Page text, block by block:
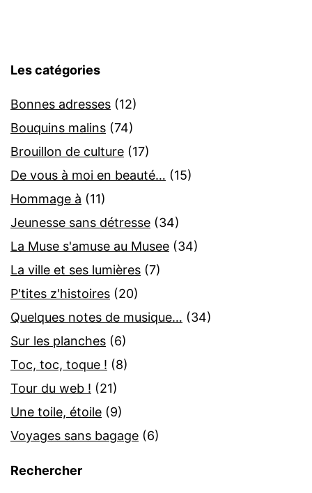
Les catégories
Bonnes adresses (12)
Bouquins malins (74)
Brouillon de culture (17)
De vous à moi en beauté… (15)
Hommage à (11)
Jeunesse sans détresse (34)
La Muse s'amuse au Musee (34)
La ville et ses lumières (7)
P'tites z'histoires (20)
Quelques notes de musique… (34)
Sur les planches (6)
Toc, toc, toque ! (8)
Tour du web ! (21)
Une toile, étoile (9)
Voyages sans bagage (6)
Rechercher